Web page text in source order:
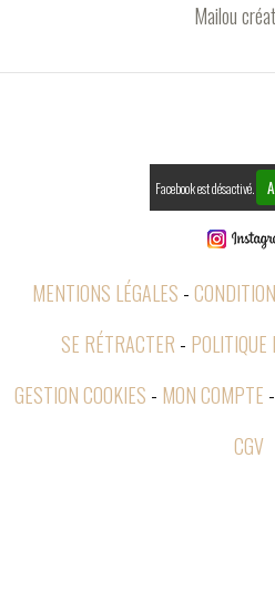
Mailou
Facebook est désactivé.
MENTIONS LÉGALES
SE RÉTRACTER
GESTION COOKIES
MON COMPTE
CGV